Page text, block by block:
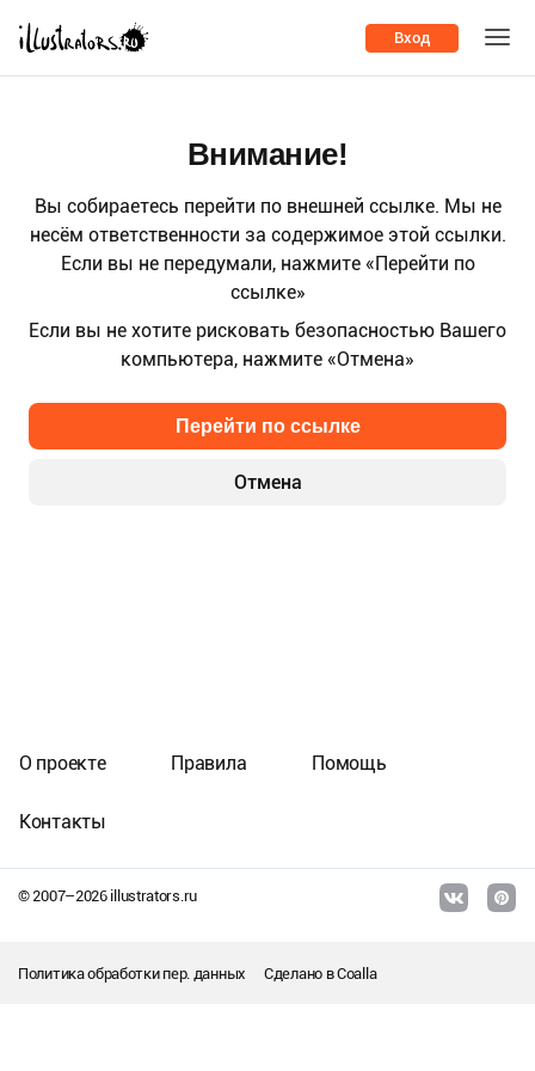
Вход
Внимание!
Вы собираетесь перейти по внешней ссылке. Мы не
несём ответственности за содержимое этой ссылки.
Если вы не передумали, нажмите «Перейти по
ссылке»
Если вы не хотите рисковать безопасностью Вашего
компьютера, нажмите «Отмена»
Отмена
Перейти по ссылке
© 2007–2026illustrators.ru
О проекте Правила Помощь
Контакты
Политика обработки пер. данных Сделано вCoalla